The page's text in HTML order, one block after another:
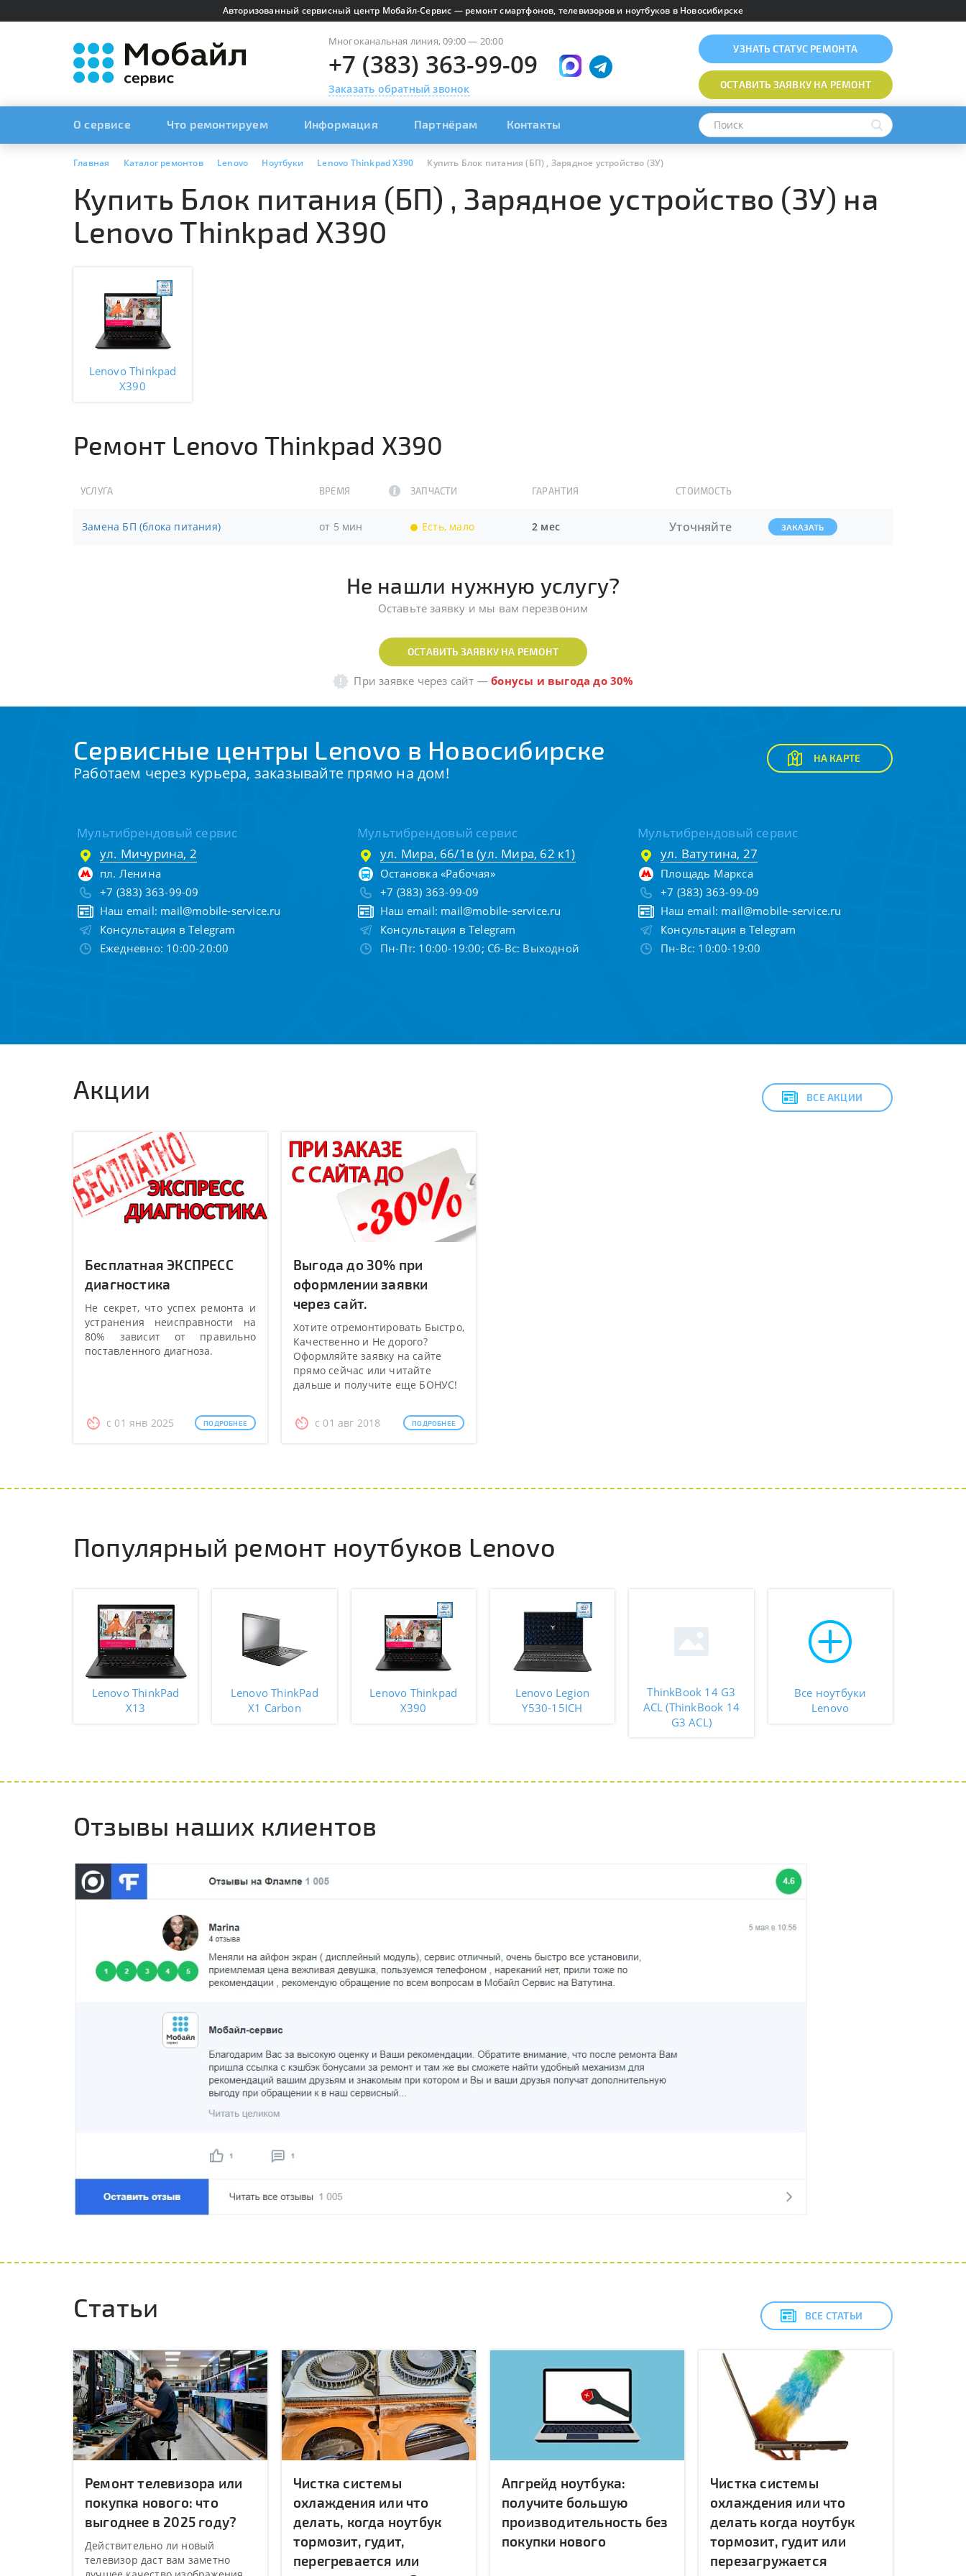
Авторизованный сервисный центр Мобайл-Сервис — ремонт смартфонов, телевизоров и ноутбуков в Новосибирске
Многоканальная линия, 09:00 — 20:00
+7 (383) 363-99-09
Заказать обратный звонок
УЗНАТЬ СТАТУС РЕМОНТА
ОСТАВИТЬ ЗАЯВКУНА РЕМОНТ
О сервисе Что ремонтируем Информация Партнёрам Контакты
Главная Каталог ремонтов Lenovo Ноутбуки Lenovo Thinkpad X390 Купить Блок питания (БП) , Зарядное устройство (ЗУ)
Купить Блок питания (БП) , Зарядное устройство (ЗУ) на
Lenovo Thinkpad X390
Lenovo Thinkpad
X390
Ремонт Lenovo Thinkpad X390
УСЛУГА ВРЕМЯ ЗАПЧАСТИ ГАРАНТИЯ СТОИМОСТЬ
Замена БП (блока питания) от 5 мин Есть, мало 2 мес Уточняйте ЗАКАЗАТЬ
Не нашли нужную услугу?
Оставьте заявку и мы вам перезвоним
ОСТАВИТЬ ЗАЯВКУ НА РЕМОНТ
При заявке через сайт —бонусы и выгода до 30%
Сервисные центры Lenovo в Новосибирске
Работаем через курьера, заказывайте прямо на дом!
НА КАРТЕ
Мультибрендовый сервис
ул. Мичурина, 2
пл. Ленина
+7 (383) 363-99-09
Наш email: mail@mobile-service.ru
Консультация в Telegram
Ежедневно: 10:00-20:00
Мультибрендовый сервис
ул. Мира, 66/1в (ул. Мира, 62 к1)
Остановка «Рабочая»
+7 (383) 363-99-09
Наш email: mail@mobile-service.ru
Консультация в Telegram
Пн-Пт: 10:00-19:00; Сб-Вс: Выходной
Мультибрендовый сервис
ул. Ватутина, 27
Площадь Маркса
+7 (383) 363-99-09
Наш email: mail@mobile-service.ru
Консультация в Telegram
Пн-Вс: 10:00-19:00
Акции ВСЕ АКЦИИ
Бесплатная ЭКСПРЕСС
диагностика
Не секрет, что успех ремонта и
устранения неисправности на
80% зависит от правильно
поставленного диагноза.
с 01 янв 2025 ПОДРОБНЕЕ
Выгода до 30% при
оформлении заявки
через сайт.
Хотите отремонтировать Быстро,
Качественно и Не дорого?
Оформляйте заявку на сайте
прямо сейчас или читайте
дальше и получите еще БОНУС!
с 01 авг 2018 ПОДРОБНЕЕ
Популярный ремонт ноутбуков Lenovo
Lenovo ThinkPad
X13
Lenovo ThinkPad
X1 Carbon
Lenovo Thinkpad
X390
Lenovo Legion
Y530-15ICH
ThinkBook 14 G3
ACL (ThinkBook 14
G3 ACL)
Все ноутбуки
Lenovo
Отзывы наших клиентов
Статьи ВСЕ СТАТЬИ
Ремонт телевизора или
покупка нового: что
выгоднее в 2025 году?
Действительно ли новый
телевизор даст вам заметно
Чистка системы
охлаждения или что
делать, когда ноутбук
тормозит, гудит,
перегревается или
Апгрейд ноутбука:
получите большую
производительность без
покупки нового
Чистка системы
охлаждения или что
делать когда ноутбук
тормозит, гудит или
перезагружается